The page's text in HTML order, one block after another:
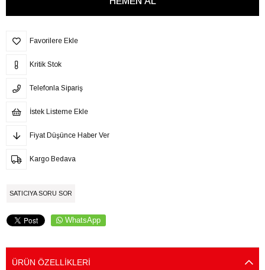
Favorilere Ekle
Kritik Stok
Telefonla Sipariş
İstek Listeme Ekle
Fiyat Düşünce Haber Ver
Kargo Bedava
SATICIYA SORU SOR
WhatsApp
ÜRÜN ÖZELLIKLERI